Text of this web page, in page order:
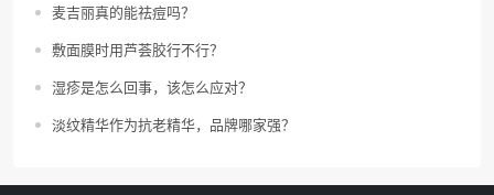
麦吉丽真的能祛痘吗？
敷面膜时用芦荟胶行不行？
湿疹是怎么回事，该怎么应对？
淡纹精华作为抗老精华，品牌哪家强？